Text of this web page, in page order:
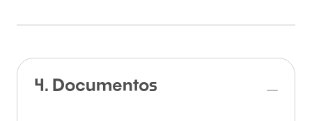
4. Documentos